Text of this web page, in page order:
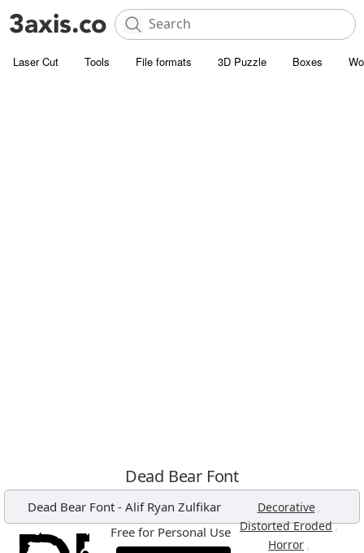
Laser Cut Tools File formats 3D Puzzle Boxes
Dead Bear Font
Dead Bear Font- Alif Ryan Zulfikar Decorative ,
Distorted Eroded,
Horror ,
Free for Personal Use